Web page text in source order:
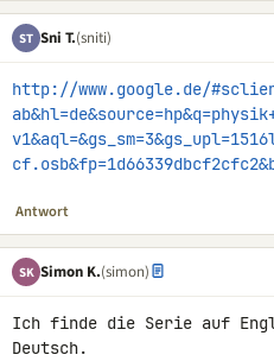
ST Sni T.(sniti)
http://www.google.de/
Antwort
SK Simon K.(simon)
Ich finde die Serie auf
Deutsch.